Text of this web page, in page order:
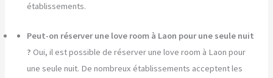
établissements.
Peut-on réserver une love room à Laon pour une seule nuit
? Oui, il est possible de réserver une love room à Laon pour
une seule nuit. De nombreux établissements acceptent les